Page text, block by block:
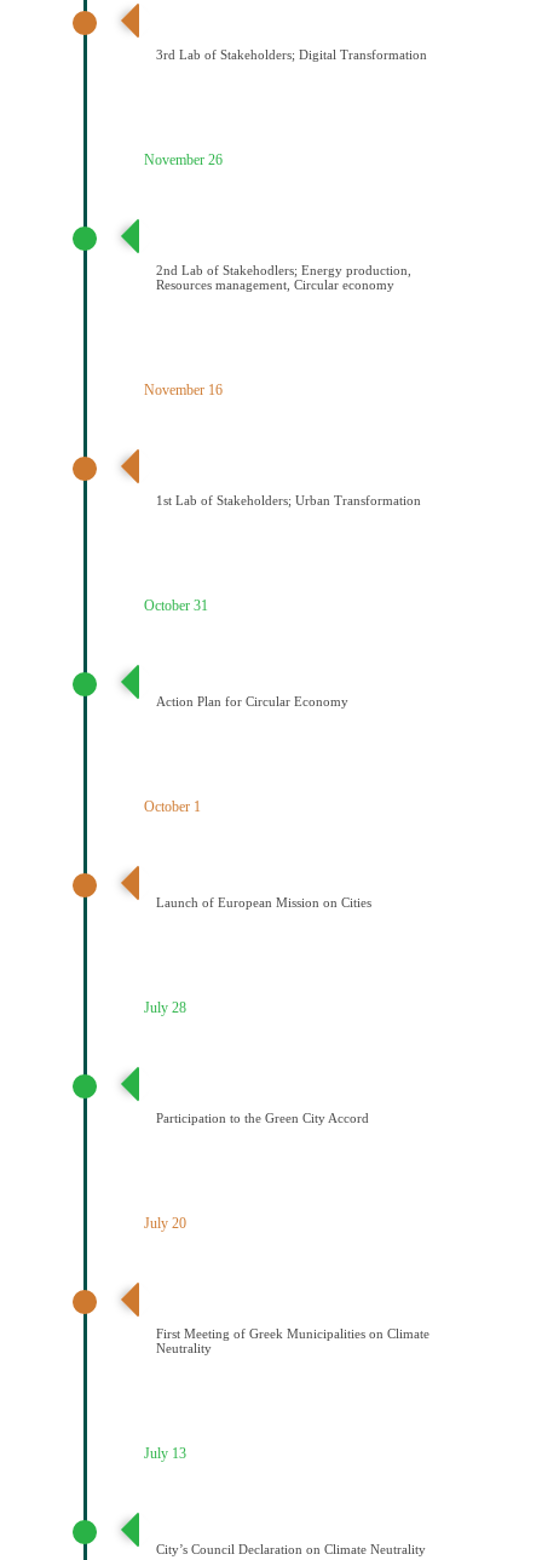
3rd Lab of Stakeholders; Digital Transformation
November 26
2nd Lab of Stakehodlers; Energy production,
Resources management, Circular economy
November 16
1st Lab of Stakeholders; Urban Transformation
October 31
Action Plan for Circular Economy
October 1
Launch of European Mission on Cities
July 28
Participation to the Green City Accord
July 20
First Meeting of Greek Municipalities on Climate
Neutrality
July 13
City’s Council Declaration on Climate Neutrality